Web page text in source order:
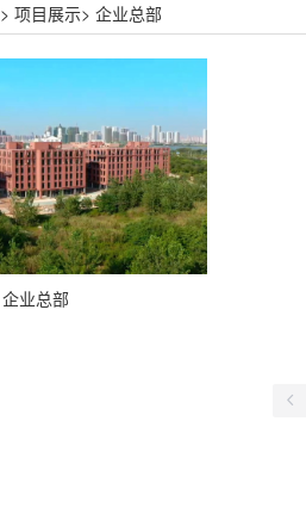
> 项目展示> 企业总部
企业总部